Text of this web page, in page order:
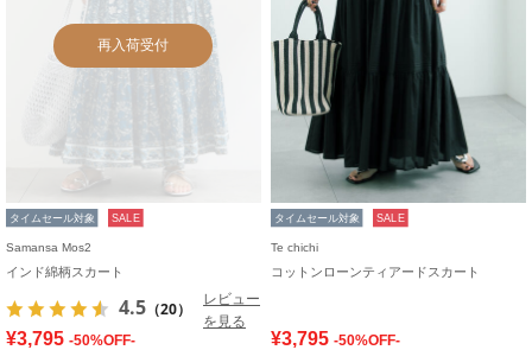
再入荷受付
タイムセール対象 SALE
Samansa Mos2
インド綿柄スカート
4.5 （20）
レビュー
を見る
¥3,795 -50%OFF-
タイムセール対象 SALE
Te chichi
コットンローンティアードスカート
¥3,795 -50%OFF-